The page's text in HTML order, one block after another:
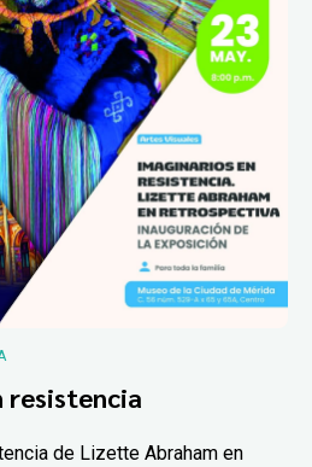
resistencia
de Lizette Abraham en